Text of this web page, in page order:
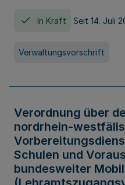
In Kraft Seit 14. Juli
Verwaltungsvorschrift
Verordnung über
nordrhein-
Schulen und
bundesweiter